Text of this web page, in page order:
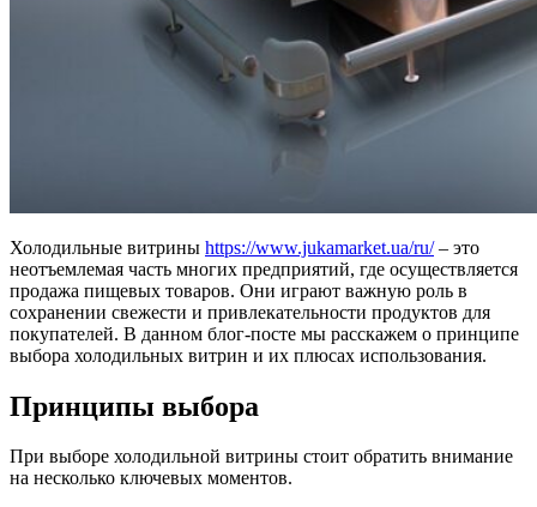
Холодильные витрины https://www.jukamarket.ua/ru/– это
неотъемлемая часть многих предприятий, где осуществляется
продажа пищевых товаров. Они играют важную роль в
сохранении свежести и привлекательности продуктов для
покупателей. В данном блог-посте мы расскажем о принципе
выбора холодильных витрин и их плюсах использования.
Принципы выбора
При выборе холодильной витрины стоит обратить внимание
на несколько ключевых моментов.